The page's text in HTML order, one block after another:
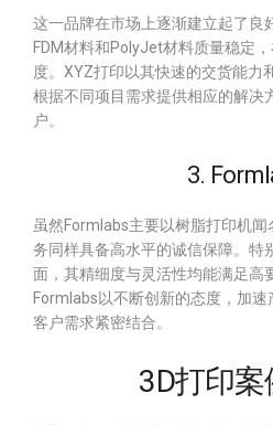
这一品牌在市场上逐渐建立起了良
FDM材料和PolyJet材料质量稳定
度。XYZ打印以其快速的交货能力
根据不同项目需求提供相应的解决
户。
3.
虽然Formlabs主要以树脂打印机
务同样具备高水平的诚信保障。特
面，其精细度与灵活性均能满足高
Formlabs以不断创新的态度，加
客户需求紧密结合。
3D打印